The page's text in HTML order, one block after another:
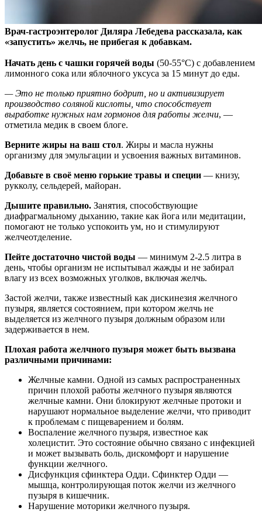
Врач-гастроэнтеролог Диляра Лебедева рассказала, как
«запустить» желчь, не прибегая к добавкам.
Начать день с чашки горячей воды (50-55°C) с добавлением
лимонного сока или яблочного уксуса за 15 минут до еды.
— Это не только приятно бодрит, но и активизирует
производство соляной кислоты, что способствует
выработке нужных нам гормонов для работы желчи, —
отметила медик в своем блоге.
Верните жиры на ваш стол. Жиры и масла нужны
организму для эмульгации и усвоения важных витаминов.
Добавьте в своё меню горькие травы и специи — книзу,
рукколу, сельдерей, майоран.
Дышите правильно. Занятия, способствующие
диафрагмальному дыханию, такие как йога или медитации,
помогают не только успокоить ум, но и стимулируют
желчеотделение.
Пейте достаточно чистой воды — минимум 2-2.5 литра в
день, чтобы организм не испытывал жажды и не забирал
влагу из всех возможных уголков, включая желчь.
Застой желчи, также известный как дискинезия желчного
пузыря, является состоянием, при котором желчь не
выделяется из желчного пузыря должным образом или
задерживается в нем.
Плохая работа желчного пузыря может быть вызвана
различными причинами:
Желчные камни. Одной из самых распространенных
причин плохой работы желчного пузыря являются
желчные камни. Они блокируют желчные протоки и
нарушают нормальное выделение желчи, что приводит
к проблемам с пищеварением и болям.
Воспаление желчного пузыря, известное как
холецистит. Это состояние обычно связано с инфекцией
и может вызывать боль, дискомфорт и нарушение
функции желчного.
Дисфункция сфинктера Одди. Сфинктер Одди —
мышца, контролирующая поток желчи из желчного
пузыря в кишечник.
Нарушение моторики желчного пузыря.